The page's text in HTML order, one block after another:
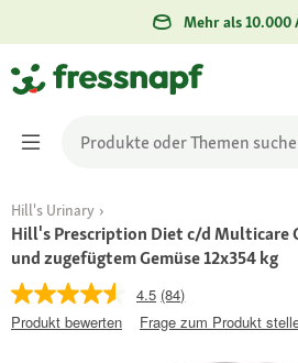
Mehr als
Hill's Urinary
Hill's Prescription Diet c/d Multicare
und zugefügtem Gemüse 12x354 kg
4.5 (84)
Produkt bewerten
Frage zum Produkt